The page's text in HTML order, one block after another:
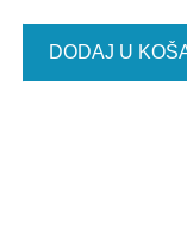
DODAJ U